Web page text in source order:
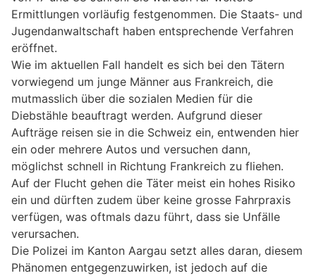
Ermittlungen vorläufig festgenommen. Die Staats- und
Jugendanwaltschaft haben entsprechende Verfahren
eröffnet.
Wie im aktuellen Fall handelt es sich bei den Tätern
vorwiegend um junge Männer aus Frankreich, die
mutmasslich über die sozialen Medien für die
Diebstähle beauftragt werden. Aufgrund dieser
Aufträge reisen sie in die Schweiz ein, entwenden hier
ein oder mehrere Autos und versuchen dann,
möglichst schnell in Richtung Frankreich zu fliehen.
Auf der Flucht gehen die Täter meist ein hohes Risiko
ein und dürften zudem über keine grosse Fahrpraxis
verfügen, was oftmals dazu führt, dass sie Unfälle
verursachen.
Die Polizei im Kanton Aargau setzt alles daran, diesem
Phänomen entgegenzuwirken, ist jedoch auf die